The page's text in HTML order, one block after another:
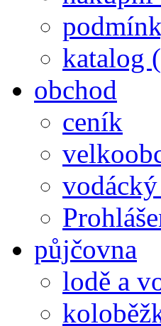
katalog
obchod
ceník
půjčovna
lodě a